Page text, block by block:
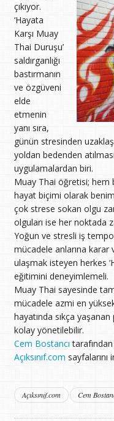
çıkıyor.
‘Hayata
Karşı Muay
Thai Duruşu’
saldırganlığı
bastırmanın
ve özgüveni
elde
etmenin
yanı sıra,
günün stresinden
yoldan bedenden
uygulamalardan biri.
Muay Thai öğretisi; hem
hayat biçimi olarak
çok strese sokan olgu
olguları ise her noktada
Yoğun ve stresli iş
mücadele anlarına karar
ulaşmak isteyen herkes
eğitimini deneyimlemeli.
Muay Thai sayesinde
mücadele azmi en
hayatında sıkça
kolay yönetilebilir.
Cem Bostancı
Açıksınıf.com sayfalarını
Açıksınıf.com Cem